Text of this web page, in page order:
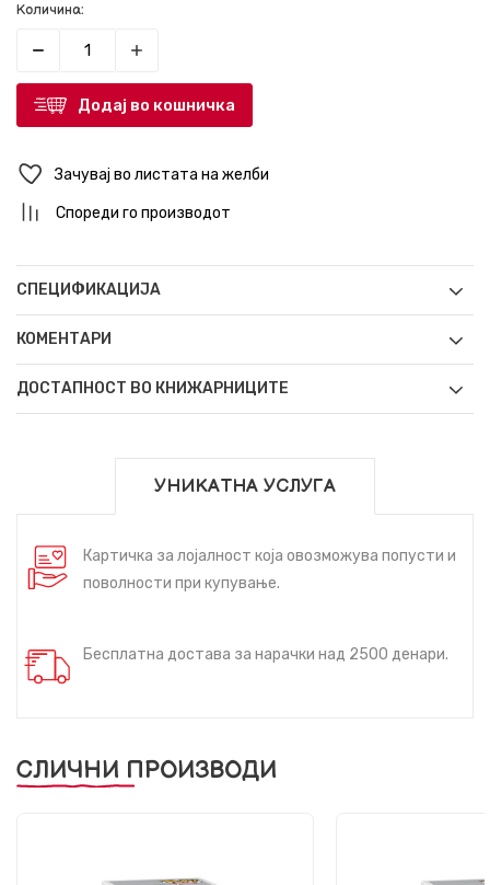
Количина:
Додај во кошничка
Зачувај во листата на желби
Спореди го производот
СПЕЦИФИКАЦИЈА
КОМЕНТАРИ
ДОСТАПНОСТ ВО КНИЖАРНИЦИТЕ
УНИКАТНА УСЛУГА
Картичка за лојалност која овозможува попусти и
поволности при купување.
Бесплатна достава за нарачки над 2500 денари.
СЛИЧНИ ПРОИЗВОДИ